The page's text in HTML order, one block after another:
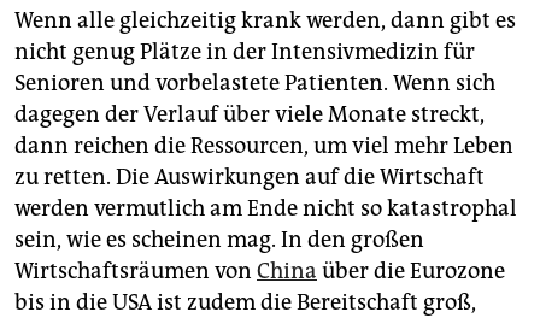
Wenn alle gleichzeitig krank werden, dann gibt es
nicht genug Plätze in der Intensivmedizin für
Senioren und vorbelastete Patienten. Wenn sich
dagegen der Verlauf über viele Monate streckt,
dann reichen die Ressourcen, um viel mehr Leben
zu retten. Die Auswirkungen auf die Wirtschaft
werden vermutlich am Ende nicht so katastrophal
sein, wie es scheinen mag. In den großen
Wirtschaftsräumen von China über die Eurozone
bis in die USA ist zudem die Bereitschaft groß,